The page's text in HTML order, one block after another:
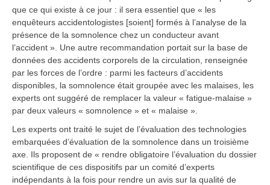
que ce qui existe à ce jour : il sera essentiel que « les
enquêteurs accidentologistes [soient] formés à l’analyse de la
présence de la somnolence chez un conducteur avant
l’accident ». Une autre recommandation portait sur la base de
données des accidents corporels de la circulation, renseignée
par les forces de l’ordre : parmi les facteurs d’accidents
disponibles, la somnolence était groupée avec les malaises, les
experts ont suggéré de remplacer la valeur « fatigue-malaise »
par deux valeurs « somnolence » et « malaise ».
Les experts ont traité le sujet de l’évaluation des technologies
embarquées d’évaluation de la somnolence dans un troisième
axe. Ils proposent de « rendre obligatoire l’évaluation du dossier
scientifique de ces dispositifs par un comité d’experts
indépendants à la fois pour rendre un avis sur la qualité de